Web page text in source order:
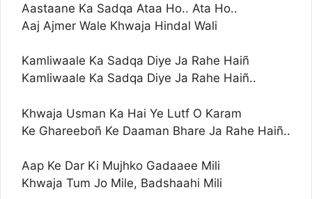
Aastaane Ka Sadqa Ataa Ho.. Ata Ho..
Aaj Ajmer Wale Khwaja Hindal Wali
Kamliwaale Ka Sadqa Diye Ja Rahe Haiñ
Kamliwaale Ka Sadqa Diye Ja Rahe Haiñ..
Khwaja Usman Ka Hai Ye Lutf O Karam
Ke Ghareeboñ Ke Daaman Bhare Ja Rahe Haiñ..
Aap Ke Dar Ki Mujhko Gadaaee Mili
Khwaja Tum Jo Mile, Badshaahi Mili